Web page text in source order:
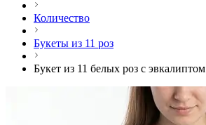
Количество
Букеты из 11 роз
Букет из 11 белых роз с эвкалиптом